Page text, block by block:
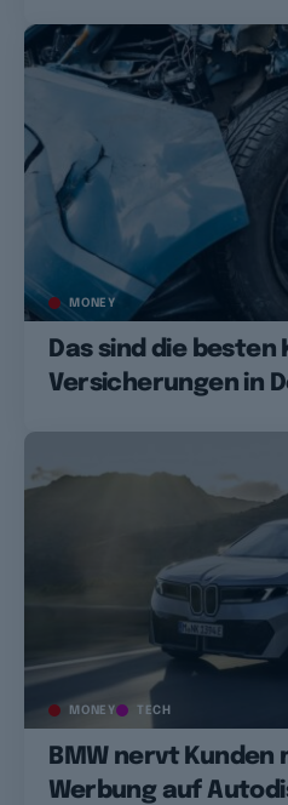
MONEY
Das sind die besten
Versicherungen in
MONEY TECH
BMW nervt Kunden
Werbung auf